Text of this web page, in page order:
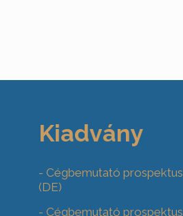
Kiadvány
- Cégbemutató prospektus
(DE)
- Cégbemutató prospektus